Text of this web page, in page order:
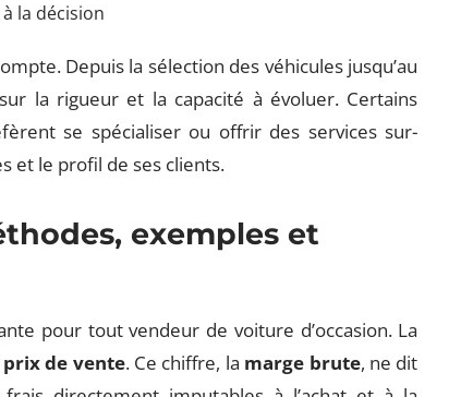
à la décision
Depuis la sélection des véhicules jusqu’au
la rigueur et la capacité à évoluer. Certains
se spécialiser ou offrir des services sur-
et le profil de ses clients.
exemples et
pour tout vendeur de voiture d’occasion. La
prix de vente. Ce chiffre, la marge brute, ne dit